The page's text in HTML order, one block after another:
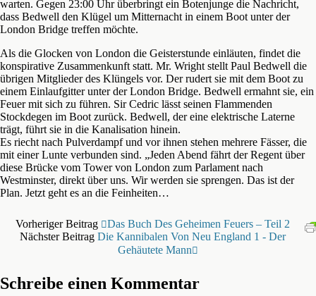
warten. Gegen 23:00 Uhr überbringt ein Botenjunge die Nachricht,
dass Bedwell den Klügel um Mitternacht in einem Boot unter der
London Bridge treffen möchte.
Als die Glocken von London die Geisterstunde einläuten, findet die
konspirative Zusammenkunft statt. Mr. Wright stellt Paul Bedwell die
übrigen Mitglieder des Klüngels vor. Der rudert sie mit dem Boot zu
einem Einlaufgitter unter der London Bridge. Bedwell ermahnt sie, ein
Feuer mit sich zu führen. Sir Cedric lässt seinen Flammenden
Stockdegen im Boot zurück. Bedwell, der eine elektrische Laterne
trägt, führt sie in die Kanalisation hinein.
Es riecht nach Pulverdampf und vor ihnen stehen mehrere Fässer, die
mit einer Lunte verbunden sind. „Jeden Abend fährt der Regent über
diese Brücke vom Tower von London zum Parlament nach
Westminster, direkt über uns. Wir werden sie sprengen. Das ist der
Plan. Jetzt geht es an die Feinheiten…
Vorheriger Beitrag
Das Buch Des Geheimen Feuers – Teil 2
Nächster Beitrag Die Kannibalen Von Neu England 1 - Der
Gehäutete Mann
Schreibe einen Kommentar